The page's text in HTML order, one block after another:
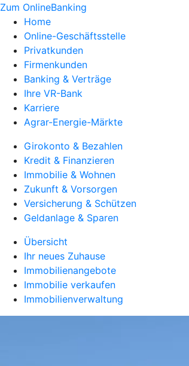
Zum OnlineBanking
Home
Online-Geschäftsstelle
Privatkunden
Firmenkunden
Banking & Verträge
Ihre VR-Bank
Karriere
Agrar-Energie-Märkte
Girokonto & Bezahlen
Kredit & Finanzieren
Immobilie & Wohnen
Zukunft & Vorsorgen
Versicherung & Schützen
Geldanlage & Sparen
Übersicht
Ihr neues Zuhause
Immobilienangebote
Immobilie verkaufen
Immobilienverwaltung